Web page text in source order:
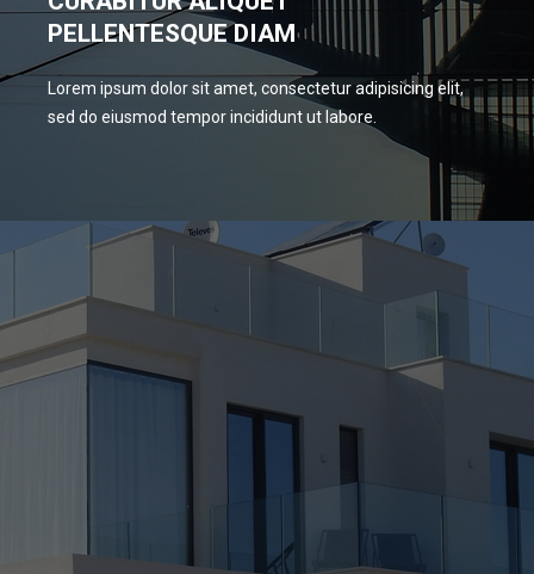
PELLENTESQUE DIAM
Lorem ipsum dolor sit amet, consectetur adipisicing elit,
sed do eiusmod tempor incididunt ut labore.